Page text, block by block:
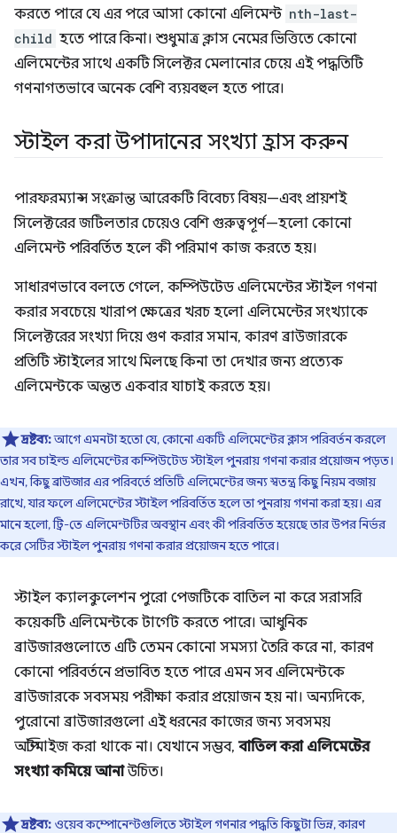
করতে পারে যে এর পরে আসা কোনো এলিমেন্ট nth-last-
child হতে পারে কিনা। শুধুমাত্র ক্লাস নেমের ভিত্তিতে কোনো
এলিমেন্টের সাথে একটি সিলেক্টর মেলানোর চেয়ে এই পদ্ধতিটি
গণনাগতভাবে অনেক বেশি ব্যয়বহুল হতে পারে।
স্টাইল করা উপাদানের সংখ্যা হ্রাস করুন
পারফরম্যান্স সংক্রান্ত আরেকটি বিবেচ্য বিষয়—এবং প্রায়শই
সিলেক্টরের জটিলতার চেয়েও বেশি গুরুত্বপূর্ণ—হলো কোনো
এলিমেন্ট পরিবর্তিত হলে কী পরিমাণ কাজ করতে হয়।
সাধারণভাবে বলতে গেলে, কম্পিউটেড এলিমেন্টের স্টাইল গণনা
করার সবচেয়ে খারাপ ক্ষেত্রের খরচ হলো এলিমেন্টের সংখ্যাকে
সিলেক্টরের সংখ্যা দিয়ে গুণ করার সমান, কারণ ব্রাউজারকে
প্রতিটি স্টাইলের সাথে মিলছে কিনা তা দেখার জন্য প্রত্যেক
এলিমেন্টকে অন্তত একবার যাচাই করতে হয়।
দ্রষ্টব্য:আগে এমনটা হতো যে, কোনো একটি এলিমেন্টের ক্লাস পরিবর্তন করলে
তার সব চাইল্ড এলিমেন্টের কম্পিউটেড স্টাইল পুনরায় গণনা করার প্রয়োজন পড়ত।
এখন, কিছু ব্রাউজার এর পরিবর্তে প্রতিটি এলিমেন্টের জন্য স্বতন্ত্র কিছু নিয়ম বজায়
রাখে, যার ফলে এলিমেন্টের স্টাইল পরিবর্তিত হলে তা পুনরায় গণনা করা হয়। এর
মানে হলো, ট্রি-তে এলিমেন্টটির অবস্থান এবং কী পরিবর্তিত হয়েছে তার উপর নির্ভর
করে সেটির স্টাইল পুনরায় গণনা করার প্রয়োজন হতে পারে।
স্টাইল ক্যালকুলেশন পুরো পেজটিকে বাতিল না করে সরাসরি
কয়েকটি এলিমেন্টকে টার্গেট করতে পারে। আধুনিক
ব্রাউজারগুলোতে এটি তেমন কোনো সমস্যা তৈরি করে না, কারণ
কোনো পরিবর্তনে প্রভাবিত হতে পারে এমন সব এলিমেন্টকে
ব্রাউজারকে সবসময় পরীক্ষা করার প্রয়োজন হয় না। অন্যদিকে,
পুরোনো ব্রাউজারগুলো এই ধরনের কাজের জন্য সবসময়
অপ্টিমাইজ করা থাকে না। যেখানে সম্ভব, বাতিল করা এলিমেন্টের
সংখ্যা কমিয়ে আনাউচিত।
দ্রষ্টব্য: ওয়েব কম্পোনেন্টগুলিতে স্টাইল গণনার পদ্ধতি কিছুটা ভিন্ন, কারণ